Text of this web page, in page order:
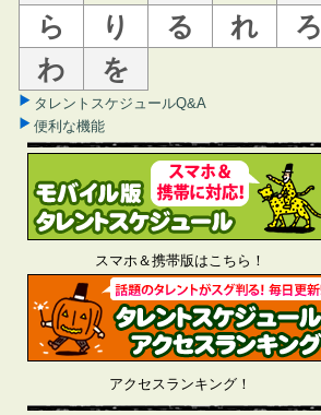
ら
り る れ
ろ
わ
を
タレントスケジュールQ&A
便利な機能
スマホ＆携帯版はこちら！
アクセスランキング！